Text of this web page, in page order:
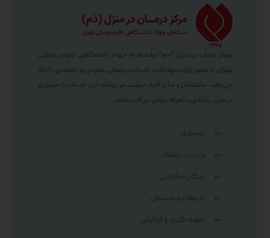
مرکز درمان در منزل "دم"، وابسته به جهاد دانشگاهی علوم پزشکی
تهران، با مجوز وزارت بهداشت خدمات پزشکی عمومی و تخصصی را ارائه
می‌دهد. سالمندان و سایر افراد نیازمند می‌توانند این خدمات را حضوری
در منزل یا تلفنی با تعرفه دولتی دریافت کنند.
پرستاری
ویزیت پزشک
چکاپ سازمانی
تزریقات و پانسمان
نمونه گیری و آزمایش